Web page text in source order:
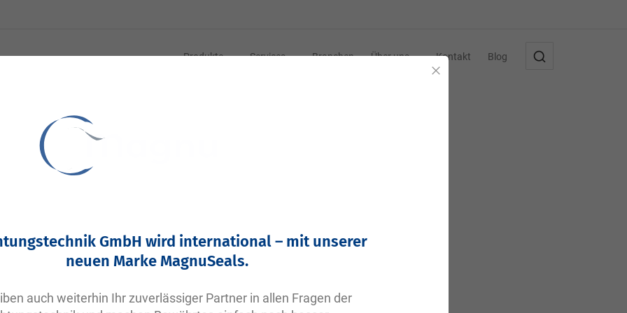
Produkte Services Branchen Über uns Kontakt Blog
2-0226 N0674-70 NBR schwarz | DVGW DIN EN549,
Keine Angabe
Artikelnummer 10406
Bitte einloggen
GmbH wird international – mit unserer
neuen Marke MagnuSeals.
auch weiterhin Ihr zuverlässiger Partner in allen Fragen der